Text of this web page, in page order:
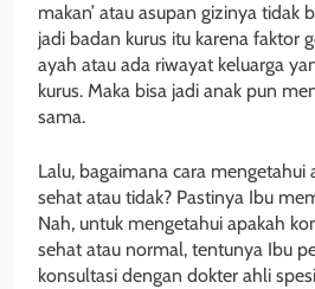
makan’ atau asupan gizinya tidak
jadi badan kurus itu karena faktor
ayah atau ada riwayat keluarga
kurus. Maka bisa jadi anak pun
sama.
Lalu, bagaimana cara mengetahui
sehat atau tidak? Pastinya Ibu
Nah, untuk mengetahui apakah
sehat atau normal, tentunya Ibu
konsultasi dengan dokter ahli